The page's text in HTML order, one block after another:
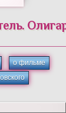
о фильме